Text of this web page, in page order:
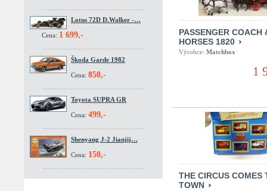
Lotus 72D D.Walker -…
Cena: 1 699,-
Škoda Garde 1982
Cena: 850,-
Toyota SUPRA GR
Cena: 499,-
Shenyang J-2 Jianjij…
Cena: 150,-
PASSENGER COACH
HORSES 1820
Výrobce: Matchbox
1
THE CIRCUS COMES
TOWN